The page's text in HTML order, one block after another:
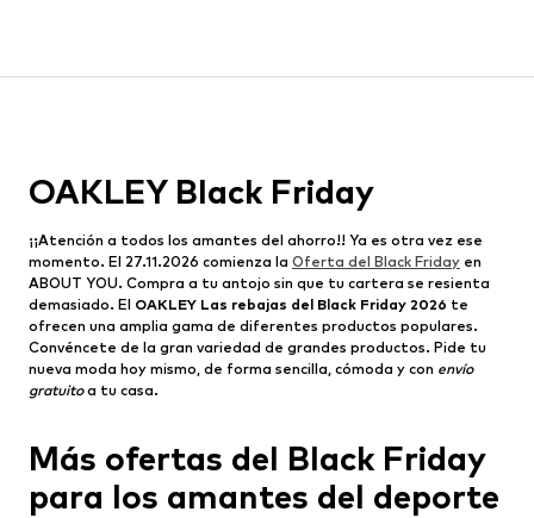
OAKLEY Black Friday
¡¡Atención a todos los amantes del ahorro!! Ya es otra vez ese
momento. El 27.11.2026 comienza la Oferta del Black Friday en
ABOUT YOU. Compra a tu antojo sin que tu cartera se resienta
demasiado. El OAKLEY Las rebajas del Black Friday 2026 te
ofrecen una amplia gama de diferentes productos populares.
Convéncete de la gran variedad de grandes productos. Pide tu
nueva moda hoy mismo, de forma sencilla, cómoda y con envío
gratuitoa tu casa.
Más ofertas del Black Friday
para los amantes del deporte